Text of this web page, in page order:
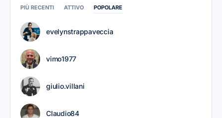
PIÙ RECENTI ATTIVO POPOLARE
evelynstrappaveccia
vimo1977
giulio.villani
Claudio84